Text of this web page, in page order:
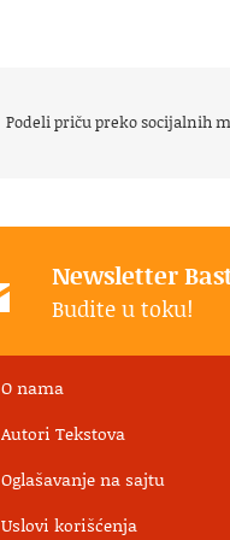
Podeli priču preko socijalnih
Newsletter
Budite u toku!
O nama
Autori Tekstova
Oglašavanje na sajtu
Uslovi korišćenja